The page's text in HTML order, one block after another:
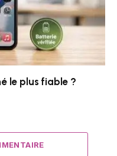
le plus fiable ?